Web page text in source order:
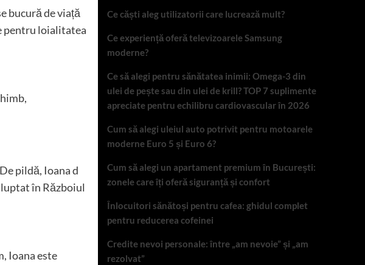
bucură de viață
pentru loialitatea
pildă, Ioana d
luptat în Războiul
Ioana este
Ce căști aleg utilizatorii care lucrează mult?
Ce experiență oferă televizoarele Samsung
moderne?
Ce să alegi pentru sănătatea inimii: Omega-3 din
ulei de pește sau din ulei de krill? TOP 7 suplimente
apreciate pentru echilibru cardiovascular în 2026
Cum să alegi uleiul auto potrivit pentru motoarele
moderne Euro 5 și Euro 6?
Cum să alegi un apartament premium în București:
zonele care îți oferă siguranță și confort
Înlocuitori sănătoși pentru cafea: ghidul complet
pentru reducerea cofeinei
Credite nevoi personale: între „am nevoie” și „am
rezolvat”